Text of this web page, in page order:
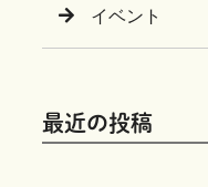
イベント
最近の投稿